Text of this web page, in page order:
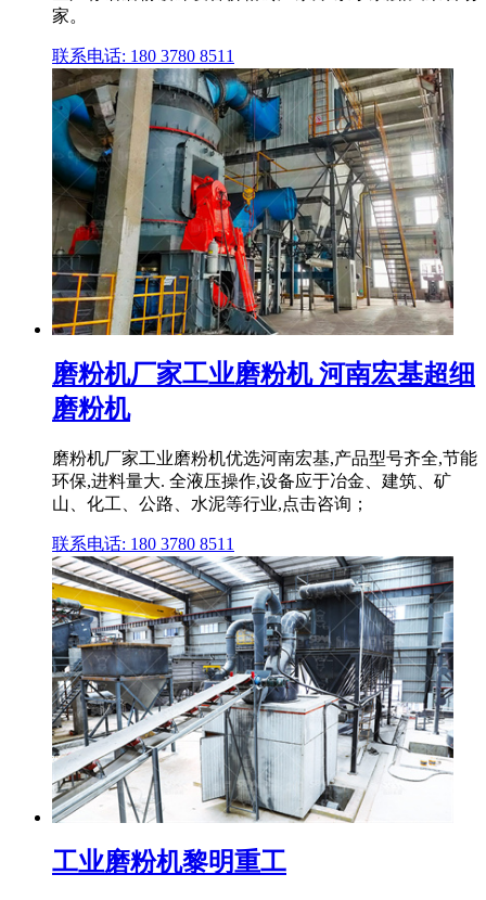
家。
联系电话: 180 3780 8511
磨粉机厂家工业磨粉机 河南宏基超细
磨粉机
磨粉机厂家工业磨粉机优选河南宏基,产品型号齐全,节能
环保,进料量大. 全液压操作,设备应于冶金、建筑、矿
山、化工、公路、水泥等行业,点击咨询；
联系电话: 180 3780 8511
工业磨粉机黎明重工